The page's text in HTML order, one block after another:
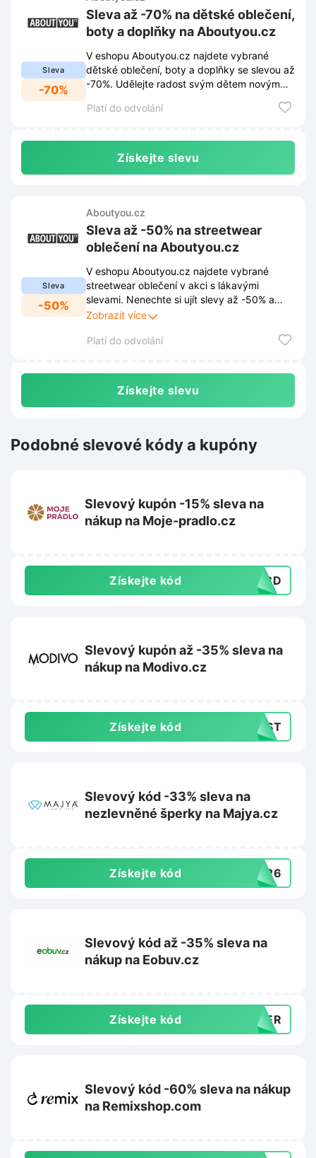
Sleva
-70%
Sleva až -70% na dětské oblečení,
boty a doplňky na Aboutyou.cz
V eshopu Aboutyou.cz najdete vybrané
dětské oblečení, boty a doplňky se slevou až
-70%. Udělejte radost svým dětem novým
Platí do odvolání
Získejte slevu
Sleva
-50%
Aboutyou.cz
Sleva až -50% na streetwear
oblečení na Aboutyou.cz
V eshopu Aboutyou.cz najdete vybrané
streetwear oblečení v akci s lákavými
slevami. Nenechte si ujít slevy až -50% a
doplňte svůj šatník stylovými kousky za
Zobrazit více
Platí do odvolání
Získejte slevu
Podobné slevové kódy a kupóny
Slevový kupón -15% sleva na
nákup na Moje-pradlo.cz
Získejte kód 28CD
Slevový kupón až -35% sleva na
nákup na Modivo.cz
Získejte kód LAST
Slevový kód -33% sleva na
nezlevněné šperky na Majya.cz
Získejte kód 7326
Slevový kód až -35% sleva na
nákup na Eobuv.cz
Získejte kód MMER
Slevový kód -60% sleva na nákup
na Remixshop.com